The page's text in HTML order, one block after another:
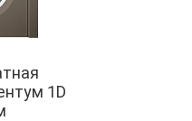
1D